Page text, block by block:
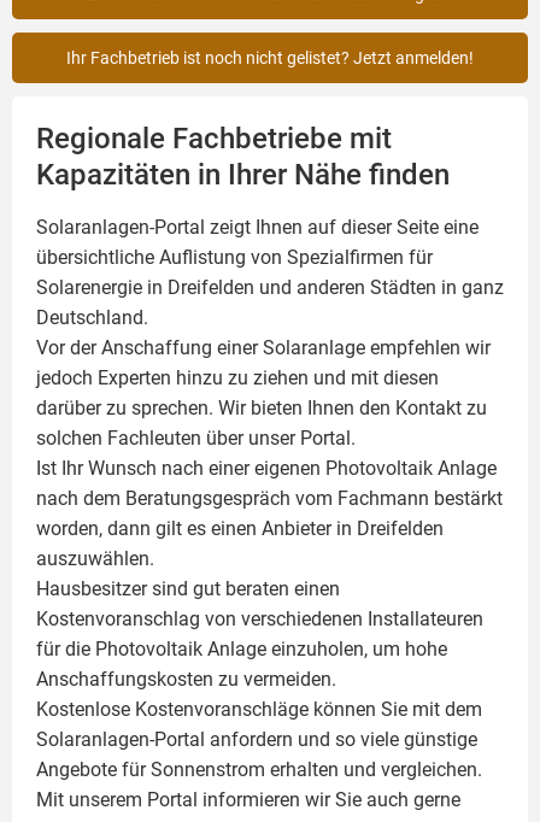
Ihr Fachbetrieb ist noch nicht gelistet? Jetzt anmelden!
Regionale Fachbetriebe mit
Kapazitäten in Ihrer Nähe finden
Solaranlagen-Portal zeigt Ihnen auf dieser Seite eine
übersichtliche Auflistung von Spezialfirmen für
Solarenergie in Dreifelden und anderen Städten in ganz
Deutschland.
Vor der Anschaffung einer Solaranlage empfehlen wir
jedoch Experten hinzu zu ziehen und mit diesen
darüber zu sprechen. Wir bieten Ihnen den Kontakt zu
solchen Fachleuten über unser Portal.
Ist Ihr Wunsch nach einer eigenen Photovoltaik Anlage
nach dem Beratungsgespräch vom Fachmann bestärkt
worden, dann gilt es einen Anbieter in Dreifelden
auszuwählen.
Hausbesitzer sind gut beraten einen
Kostenvoranschlag von verschiedenen Installateuren
für die Photovoltaik Anlage einzuholen, um hohe
Anschaffungskosten zu vermeiden.
Kostenlose Kostenvoranschläge können Sie mit dem
Solaranlagen-Portal anfordern und so viele günstige
Angebote für Sonnenstrom erhalten und vergleichen.
Mit unserem Portal informieren wir Sie auch gerne